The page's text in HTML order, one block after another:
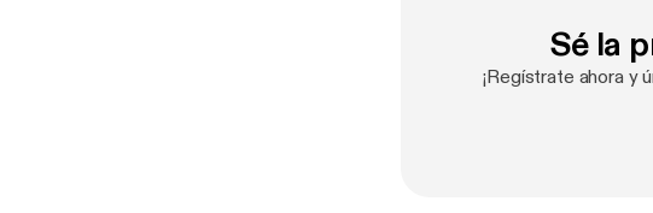
Sé la
¡Regístrate ahora